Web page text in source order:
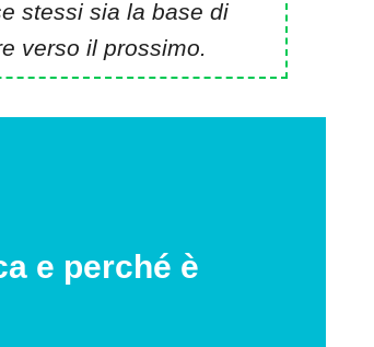
stessi sia la base di
verso il prossimo.
e perché è